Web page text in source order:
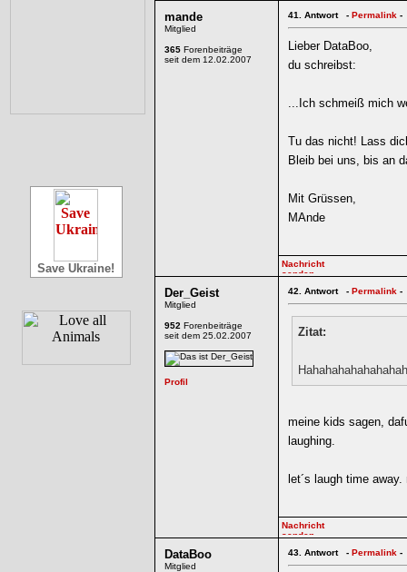
Save Ukraine!
mande
Mitglied
365 Forenbeiträge
seit dem 12.02.2007
41. Antwort - Permalink -
Lieber DataBoo,
du schreibst:
...Ich schmeiß mich
Tu das nicht! Lass
Bleib bei uns, bis an
Mit Grüssen,
MAnde
Der_Geist
Mitglied
952 Forenbeiträge
seit dem 25.02.2007
42. Antwort - Permalink -
Zitat:
meine kids sagen,
laughing.
let´s laugh time
DataBoo
Mitglied
43. Antwort - Permalink -